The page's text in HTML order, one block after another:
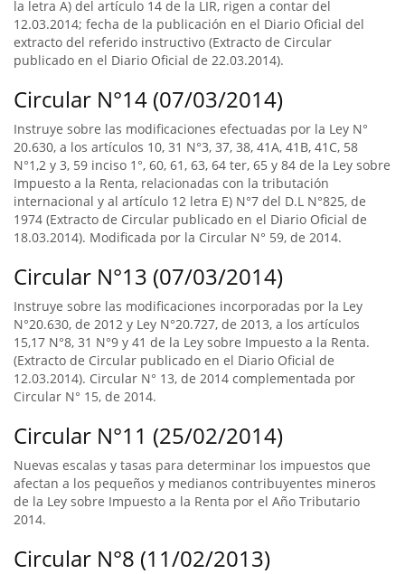
la letra A) del artículo 14 de la LIR, rigen a contar del
12.03.2014; fecha de la publicación en el Diario Oficial del
extracto del referido instructivo (Extracto de Circular
publicado en el Diario Oficial de 22.03.2014).
Circular N°14 (07/03/2014)
Instruye sobre las modificaciones efectuadas por la Ley N°
20.630, a los artículos 10, 31 N°3, 37, 38, 41A, 41B, 41C, 58
N°1,2 y 3, 59 inciso 1°, 60, 61, 63, 64 ter, 65 y 84 de la Ley sobre
Impuesto a la Renta, relacionadas con la tributación
internacional y al artículo 12 letra E) N°7 del D.L N°825, de
1974 (Extracto de Circular publicado en el Diario Oficial de
18.03.2014). Modificada por la Circular N° 59, de 2014.
Circular N°13 (07/03/2014)
Instruye sobre las modificaciones incorporadas por la Ley
N°20.630, de 2012 y Ley N°20.727, de 2013, a los artículos
15,17 N°8, 31 N°9 y 41 de la Ley sobre Impuesto a la Renta.
(Extracto de Circular publicado en el Diario Oficial de
12.03.2014). Circular N° 13, de 2014 complementada por
Circular N° 15, de 2014.
Circular N°11 (25/02/2014)
Nuevas escalas y tasas para determinar los impuestos que
afectan a los pequeños y medianos contribuyentes mineros
de la Ley sobre Impuesto a la Renta por el Año Tributario
2014.
Circular N°8 (11/02/2013)